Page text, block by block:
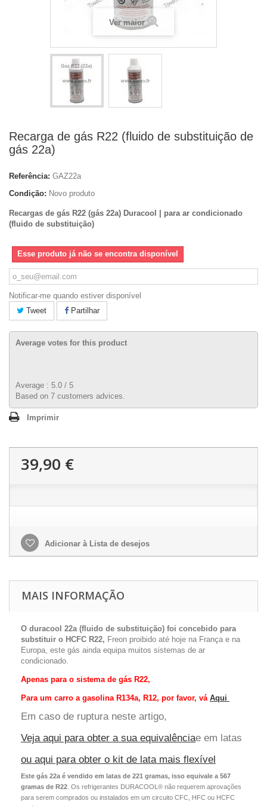
Ver maior
Recarga de gás R22 (fluido de substituição de
gás 22a)
Referência: GAZ22a
Condição: Novo produto
Recargas de gás R22 (gás 22a) Duracool |
para ar condicionado
(fluido de substituição)
Esse produto já não se encontra disponível
Notificar-me quando estiver disponível
Tweet
Partilhar
Average votes for this product
Average : 5.0 / 5
Based on 7 customers advices.
Imprimir
39,90 €
Adicionar à Lista de desejos
MAIS INFORMAÇÃO
O duracool 22a (fluido de substituição) foi concebido para
substituir o HCFC R22, Freon proibido até hoje na França e na
Europa, este gás ainda equipa muitos sistemas de ar
condicionado.
Apenas para o sistema de gás R22,
Para um carro a gasolina R134a, R12, por favor, vá Aqui
Em caso de ruptura neste artigo,
Veja aqui para obter a sua equivalênciae em latas
ou aqui para obter o kit de lata mais flexível
Este gás 22a é vendido em latas de 221 gramas, isso equivale a 567
gramas de R22 Os refrigerantes DURACOOL® não requerem aprovações
para serem comprados ou instalados em um circuito CFC, HFC ou HCFC